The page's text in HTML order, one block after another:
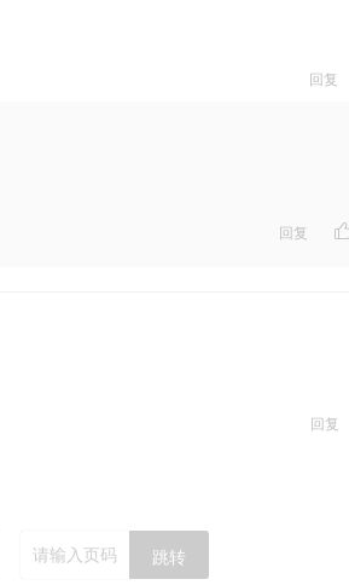
回复
回复
回复
跳转